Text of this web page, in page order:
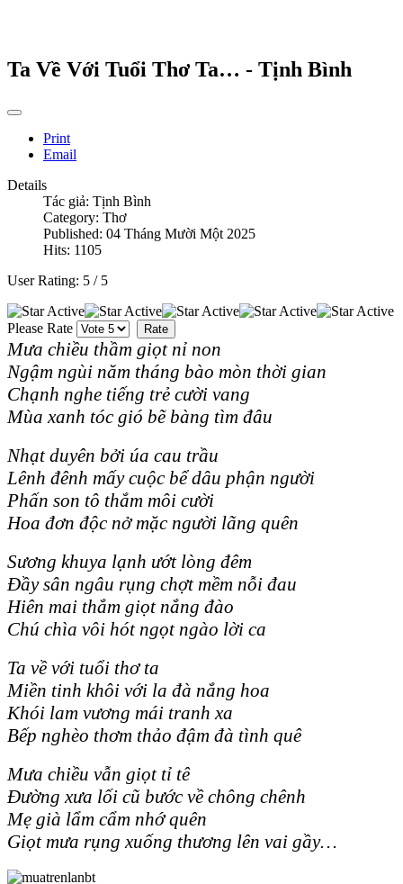
Ta Về Với Tuổi Thơ Ta… - Tịnh Bình
Print
Email
Details
Tác giả: Tịnh Bình
Category: Thơ
Published: 04 Tháng Mười Một 2025
Hits: 1105
User Rating: 5 / 5
Please Rate
Mưa chiều thầm giọt nỉ non
Ngậm ngùi năm tháng bào mòn thời gian
Chạnh nghe tiếng trẻ cười vang
Mùa xanh tóc gió bẽ bàng tìm đâu
Nhạt duyên bởi úa cau trầu
Lênh đênh mấy cuộc bể dâu phận người
Phấn son tô thắm môi cười
Hoa đơn độc nở mặc người lãng quên
Sương khuya lạnh ướt lòng đêm
Đầy sân ngâu rụng chợt mềm nỗi đau
Hiên mai thắm giọt nắng đào
Chú chìa vôi hót ngọt ngào lời ca
Ta về với tuổi thơ ta
Miền tinh khôi với la đà nắng hoa
Khói lam vương mái tranh xa
Bếp nghèo thơm thảo đậm đà tình quê
Mưa chiều vẫn giọt tỉ tê
Đường xưa lối cũ bước về chông chênh
Mẹ già lẩm cẩm nhớ quên
Giọt mưa rụng xuống thương lên vai gầy…